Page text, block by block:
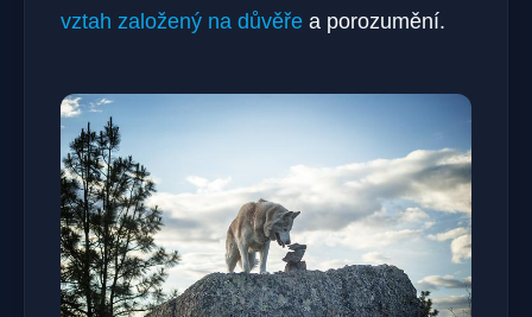
vztah založený na důvěře a porozumění.